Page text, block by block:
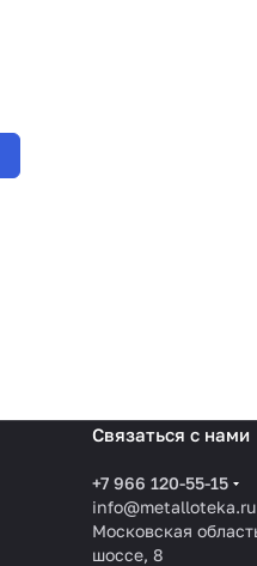
Связаться с нами
+7 966 120-55-15
info@metalloteka.ru
Московская
шоссе, 8